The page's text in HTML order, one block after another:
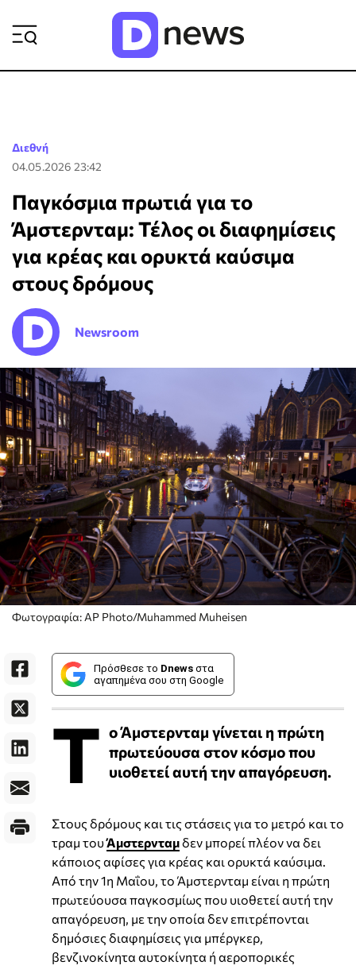
Διεθνή
04.05.2026 23:42
Παγκόσμια πρωτιά για το
Άμστερνταμ: Τέλος οι διαφημίσεις
για κρέας και ορυκτά καύσιμα
στους δρόμους
Newsroom
Φωτογραφία: AP Photo/Muhammed Muheisen
Πρόσθεσε το Dnews στα
αγαπημένα σου στη Google
Τ ο Άμστερνταμ γίνεται η πρώτη
πρωτεύουσα στον κόσμο που
υιοθετεί αυτή την απαγόρευση.
Στους δρόμους και τις στάσεις για το μετρό και το
τραμ τουΆμστερνταμδεν μπορεί πλέον να δει
κάποιος αφίσες για κρέας και ορυκτά καύσιμα.
Από την 1η Μαΐου, το Άμστερνταμ είναι η πρώτη
πρωτεύουσα παγκοσμίως που υιοθετεί αυτή την
απαγόρευση, με την οποία δεν επιτρέπονται
δημόσιες διαφημίσεις για μπέργκερ,
βενζινοκίνητα αυτοκίνητα ή αεροπορικές